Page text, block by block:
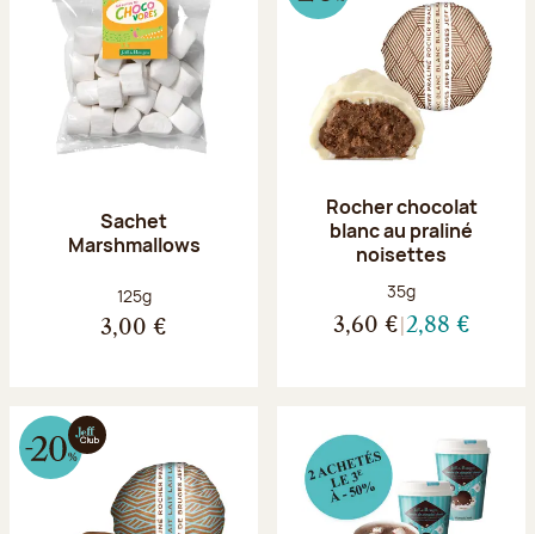
Sachet
Marshmallows
Poids net :
125g
3,00 €
Rocher chocolat
blanc au praliné
noisettes
Poids net :
35g
3,60 € 2,88 €